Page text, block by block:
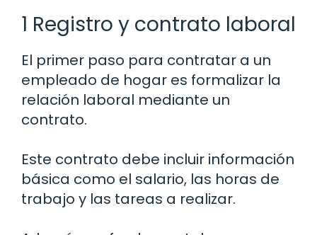
1 Registro y contrato laboral
El primer paso para contratar a un
empleado de hogar es formalizar la
relación laboral mediante un
contrato.
Este contrato debe incluir información
básica como el salario, las horas de
trabajo y las tareas a realizar.